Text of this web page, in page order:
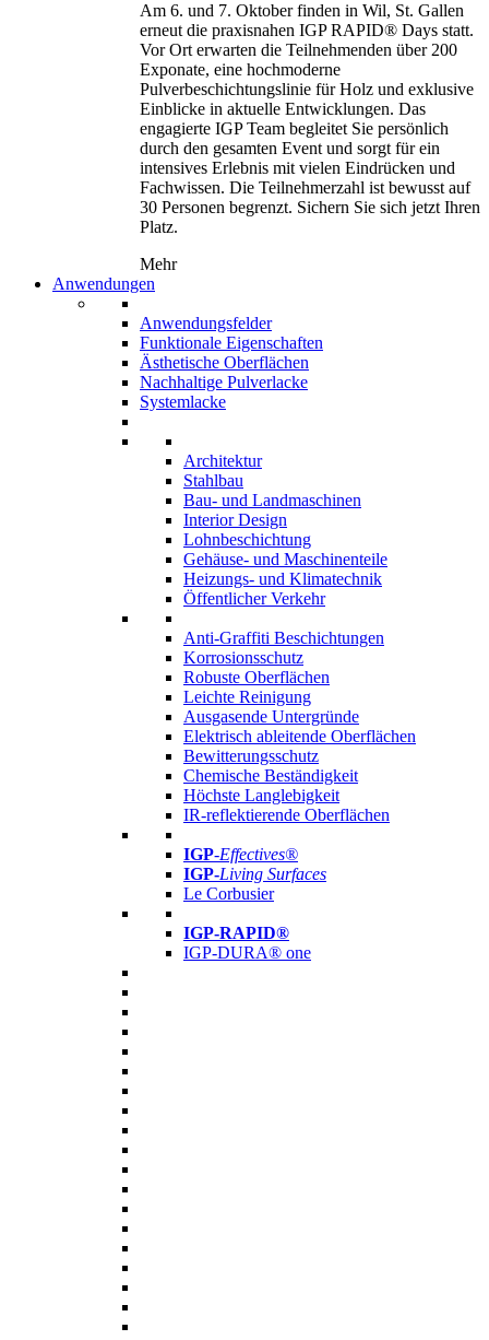
Am 6. und 7. Oktober finden in Wil, St. Gallen
erneut die praxisnahen IGP RAPID® Days statt.
Vor Ort erwarten die Teilnehmenden über 200
Exponate, eine hochmoderne
Pulverbeschichtungslinie für Holz und exklusive
Einblicke in aktuelle Entwicklungen. Das
engagierte IGP Team begleitet Sie persönlich
durch den gesamten Event und sorgt für ein
intensives Erlebnis mit vielen Eindrücken und
Fachwissen. Die Teilnehmerzahl ist bewusst auf
30 Personen begrenzt. Sichern Sie sich jetzt Ihren
Platz.
Mehr
Anwendungen
Anwendungsfelder
Funktionale Eigenschaften
Ästhetische Oberflächen
Nachhaltige Pulverlacke
Systemlacke
Architektur
Stahlbau
Bau- und Landmaschinen
Interior Design
Lohnbeschichtung
Gehäuse- und Maschinenteile
Heizungs- und Klimatechnik
Öffentlicher Verkehr
Anti-Graffiti Beschichtungen
Korrosionsschutz
Robuste Oberflächen
Leichte Reinigung
Ausgasende Untergründe
Elektrisch ableitende Oberflächen
Bewitterungsschutz
Chemische Beständigkeit
Höchste Langlebigkeit
IR-reflektierende Oberflächen
IGP-Effectives®
IGP-Living Surfaces
Le Corbusier
IGP-RAPID®
IGP-DURA® one